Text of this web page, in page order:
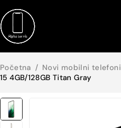
Početna / Novi mobilni telefoni
15 4GB/128GB Titan Gray